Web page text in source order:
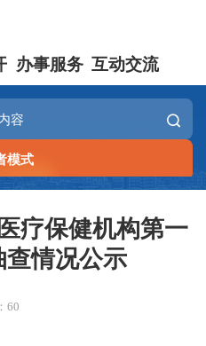
办事服务 互动交流
模式
疗保健机构第一
查情况公示
60